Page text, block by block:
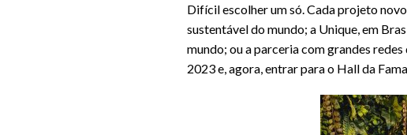
Difícil escolher um só. Cada projeto
sustentável do mundo; a Unique, em
mundo; ou a parceria com grandes
2023 e, agora, entrar para o Hall da